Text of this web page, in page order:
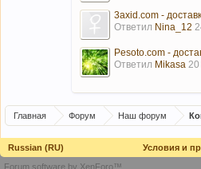
3axid.com -
Ответил Nina_12
Pesoto.com -
Ответил Mikasa
Главная Форум Наш форум
Russian (RU) Условия и
Forum software by XenForo™